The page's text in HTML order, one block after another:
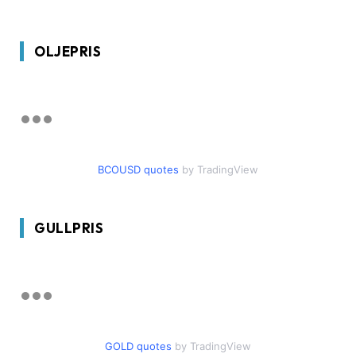
OLJEPRIS
BCOUSD quotes by TradingView
GULLPRIS
GOLD quotes by TradingView